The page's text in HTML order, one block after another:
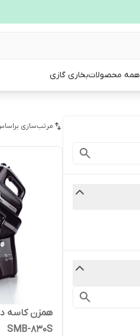
همه محصولاتبخاری گازی
مرتب‌سازی
همزن کاسه
SMB-830S